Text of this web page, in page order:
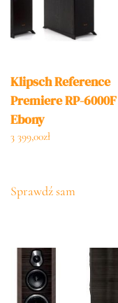
Klipsch Reference
Premiere RP-6000F
Ebony
3 399,00zł
Sprawdź sam